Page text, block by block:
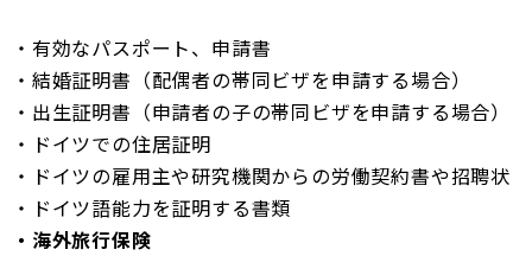
・有効なパスポート、申請書
・結婚証明書（配偶者の帯同ビザを申請する場合）
・出生証明書（申請者の子の帯同ビザを申請する場合）
・ドイツでの住居証明
・ドイツの雇用主や研究機関からの労働契約書や招聘状
・ドイツ語能力を証明する書類
・海外旅行保険